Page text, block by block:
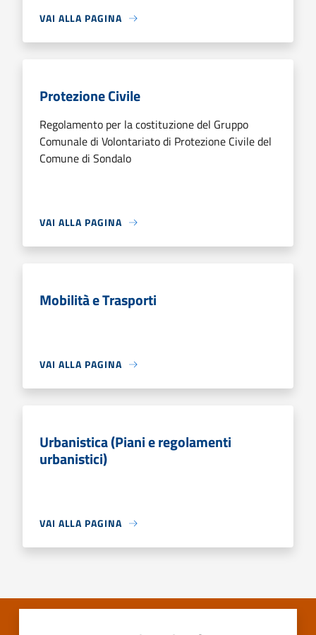
VAI ALLA PAGINA
Protezione Civile
Regolamento per la costituzione del Gruppo
Comunale di Volontariato di Protezione Civile del
Comune di Sondalo
VAI ALLA PAGINA
Mobilità e Trasporti
VAI ALLA PAGINA
Urbanistica (Piani e regolamenti
urbanistici)
VAI ALLA PAGINA